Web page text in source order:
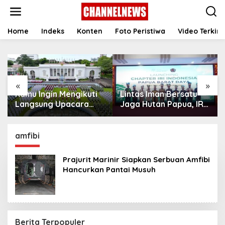
t
Home Indeks Konten Foto Peristiwa Video Terkini
« »
Kamu Ingin Mengikuti
Langsung Upacara
HUT Ke-81
Istana? Ini Link
Pendaftaran Resminya
di Sini
Lintas Iman Bersatu
Jaga Hutan Papua, IRI
Indonesia Resmikan
amfibi
Prajurit Marinir Siapkan Serbuan Amfibi
Hancurkan Pantai Musuh
Berita Terpopuler